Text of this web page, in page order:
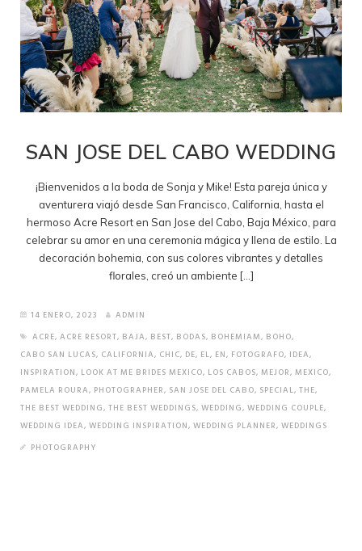
SAN JOSE DEL CABO WEDDING
¡Bienvenidos a la boda de Sonja y Mike! Esta pareja única y
aventurera viajó desde San Francisco, California, hasta el
hermoso Acre Resort en San Jose del Cabo, Baja México, para
celebrar su amor en una ceremonia mágica y llena de estilo. La
decoración bohemia, con sus colores vibrantes y detalles
florales, creó un ambiente […]
14 ENERO, 2023
ADMIN
ACRE, ACRE RESORT, BAJA, BEST, BODAS, BOHEMIAM, BOHO,
CABO SAN LUCAS, CALIFORNIA, CHIC, DE, EL, EN, FOTOGRAFO, IDEA,
INSPIRATION, LOOK AT ME BRIDES MEXICO, LOS CABOS, MEJOR, MEXICO,
PAMELA ROURA, PHOTOGRAPHER, SAN JOSE DEL CABO, SPECIAL, THE,
THE BEST WEDDING, THE BEST WEDDINGS, WEDDING, WEDDING COUPLE,
WEDDING IDEA, WEDDING INSPIRATION, WEDDING PLANNER, WEDDINGS
PHOTOGRAPHY